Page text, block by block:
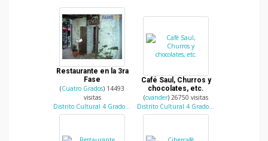
Restaurante en la 3ra
Fase
(Cuatro Grados) 14493
visitas
Distrito Cultural 4 Grados Norte
Café Saul, Churros y
chocolates, etc.
(cvander) 26750 visitas
Distrito Cultural 4 Grados Norte